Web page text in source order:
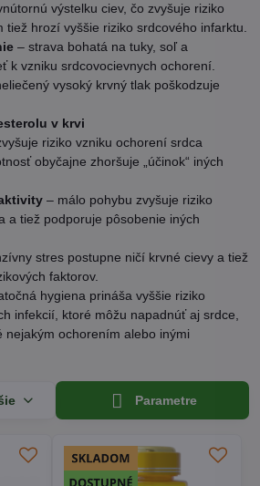
výstelku ciev, čo zvyšuje riziko
tiež hrozí vyššie riziko srdcového infarktu.
– strava bohatá na tuky, soľ a
k vzniku srdcovocievnych ochorení.
vysoký krvný tlak poškodzuje
v krvi
riziko vzniku ochorení srdca
obyčajne zhoršuje „účinok“ iných
– málo pohybu zvyšuje riziko
a tiež podporuje pôsobenie iných
stres postupne ničí krvné cievy a tiež
faktorov.
hygiena prináša vyššie riziko
infekcií, ktoré môžu napadnúť aj srdce,
nejakým ochorením alebo inými
Parametre